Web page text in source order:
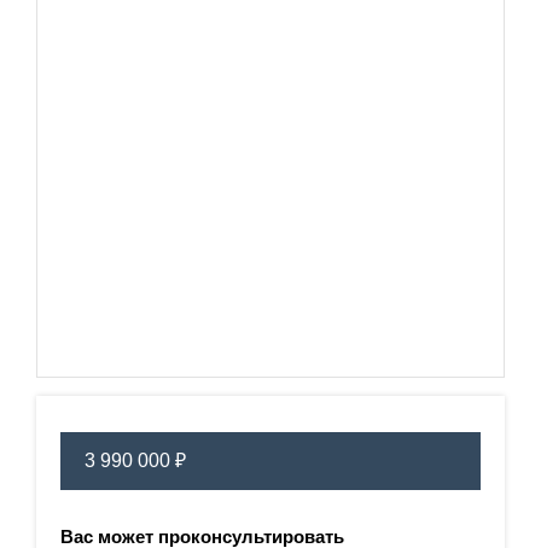
3 990 000 ₽
Вас может проконсультировать